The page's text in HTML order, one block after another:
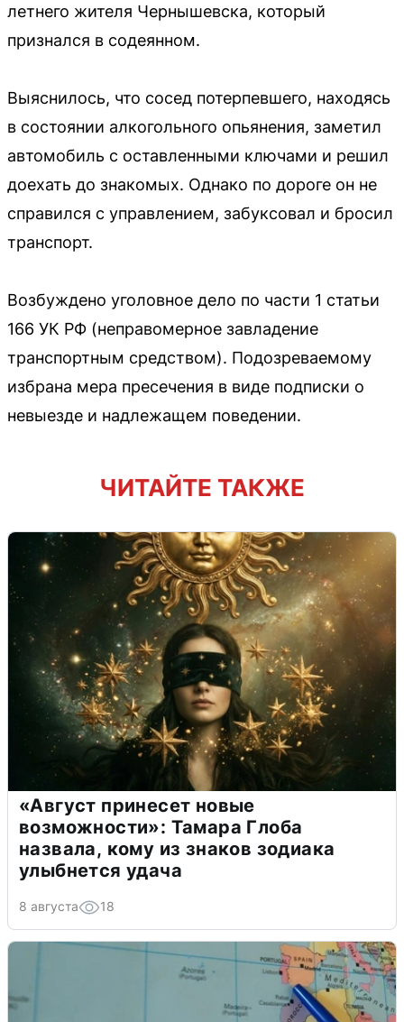
летнего жителя Чернышевска, который
признался в содеянном.
Выяснилось, что сосед потерпевшего, находясь
в состоянии алкогольного опьянения, заметил
автомобиль с оставленными ключами и решил
доехать до знакомых. Однако по дороге он не
справился с управлением, забуксовал и бросил
транспорт.
Возбуждено уголовное дело по части 1 статьи
166 УК РФ (неправомерное завладение
транспортным средством). Подозреваемому
избрана мера пресечения в виде подписки о
невыезде и надлежащем поведении.
ЧИТАЙТЕ ТАКЖЕ
«Август принесет новые
возможности»: Тамара Глоба
назвала, кому из знаков зодиака
улыбнется удача
8 августа 18